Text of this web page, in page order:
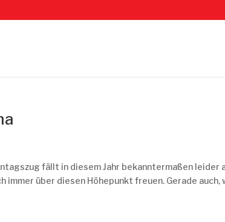
fällt in diesem Jahr bekanntermaßen leider
immer über diesen Höhepunkt freuen. Gerade auch,